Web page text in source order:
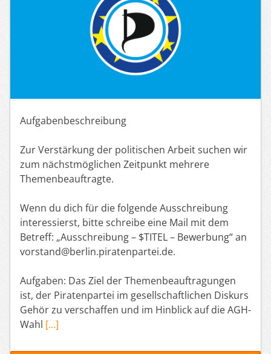
Aufgabenbeschreibung
Zur Verstärkung der politischen Arbeit suchen wir
zum nächstmöglichen Zeitpunkt mehrere
Themenbeauftragte.
Wenn du dich für die folgende Ausschreibung
interessierst, bitte schreibe eine Mail mit dem
Betreff: „Ausschreibung – $TITEL – Bewerbung“ an
vorstand@berlin.piratenpartei.de.
Aufgaben: Das Ziel der Themenbeauftragungen
ist, der Piratenpartei im gesellschaftlichen Diskurs
Gehör zu verschaffen und im Hinblick auf die AGH-
Wahl […]